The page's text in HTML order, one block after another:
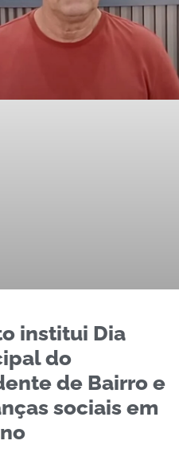
institui Dia
do
de Bairro e
sociais em